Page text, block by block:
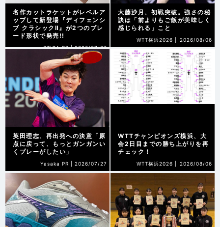
名作カットラケットがレベルア
ップして新登場『ディフェンシ
ブ クラシックⅡ』が2つのブレ
ード形状で発売!!
STIGA PR |2026/07/27
大藤沙月、初戦突破。強さの秘
訣は「前よりもご飯が美味しく
感じられる」こと
WTT横浜2026 | 2026/08/06
英田理志、再出発への決意「原
点に戻って、もっとガンガンい
くプレーがしたい」
Yasaka PR | 2026/07/27
WTTチャンピオンズ横浜、大
会2日目までの勝ち上がりを再
チェック！
WTT横浜2026 | 2026/08/06